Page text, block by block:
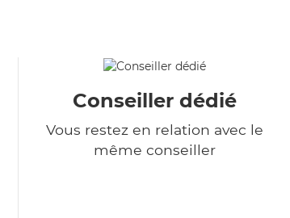
Conseiller dédié
Vous restez en relation avec le
même conseiller